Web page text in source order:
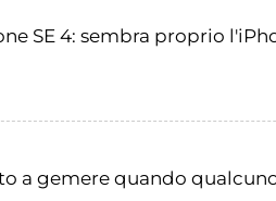
SE 4: sembra proprio
a gemere quando